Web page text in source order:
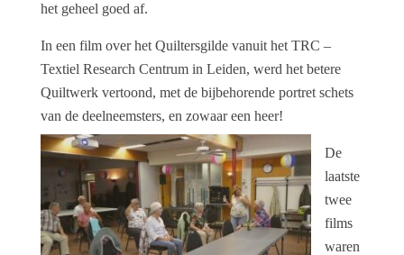
het geheel goed af.
In een film over het Quiltersgilde vanuit het TRC –
Textiel Research Centrum in Leiden, werd het betere
Quiltwerk vertoond, met de bijbehorende portret schets
van de deelneemsters, en zowaar een heer!
De
laatste
twee
films
waren